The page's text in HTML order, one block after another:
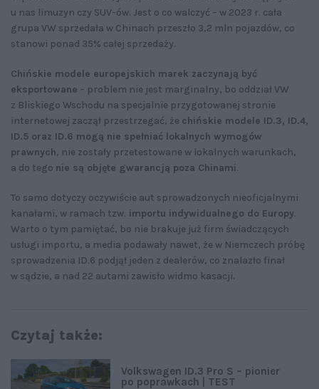
u nas limuzyn czy SUV-ów. Jest o co walczyć – w 2023 r. cała
grupa VW sprzedała w Chinach przeszło 3,2 mln pojazdów, co
stanowi ponad 35% całej sprzedaży.
Chińskie modele europejskich marek zaczynają być
eksportowane – problem nie jest marginalny, bo oddział VW
z Bliskiego Wschodu na specjalnie przygotowanej stronie
internetowej zaczął przestrzegać, że chińskie modele ID.3, ID.4,
ID.5 oraz ID.6 mogą nie spełniać lokalnych wymogów
prawnych, nie zostały przetestowane w lokalnych warunkach,
a do tego nie są objęte gwarancją poza Chinami.
To samo dotyczy oczywiście aut sprowadzonych nieoficjalnymi
kanałami, w ramach tzw. importu indywidualnego do Europy.
Warto o tym pamiętać, bo nie brakuje już firm świadczących
usługi importu, a media podawały nawet, że w Niemczech próbę
sprowadzenia ID.6 podjął jeden z dealerów, co znalazło finał
w sądzie, a nad 22 autami zawisło widmo kasacji.
Czytaj także:
Volkswagen ID.3 Pro S – pionier
po poprawkach | TEST